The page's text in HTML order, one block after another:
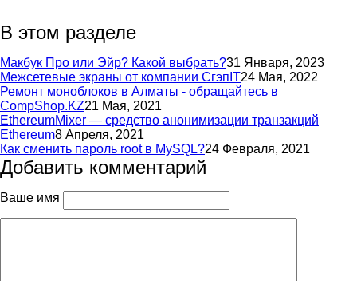
В этом разделе
Макбук Про или Эйр? Какой выбрать?31 Января, 2023
Межсетевые экраны от компании СгэпIT24 Мая, 2022
Ремонт моноблоков в Алматы - обращайтесь в
CompShop.KZ21 Мая, 2021
EthereumMixer — средство анонимизации транзакций
Ethereum8 Апреля, 2021
Как сменить пароль root в MySQL?24 Февраля, 2021
Добавить комментарий
Ваше имя